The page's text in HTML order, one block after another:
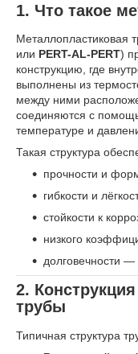
1. Что такое
Металлопластиковая
или PERT-AL-PERT)
конструкцию, где
выполнены из
между ними
соединяются с
температуре и
Такая структура
прочности и
гибкости и
стойкости к
низкого
долговечности —
2.
трубы
Типичная структура